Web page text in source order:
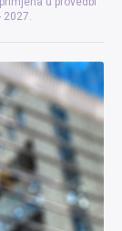
2027.